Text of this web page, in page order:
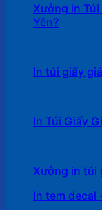
Xưởng in
Yên?
In túi giấy
In Túi Giấy
Xưởng in túi
In tem decal